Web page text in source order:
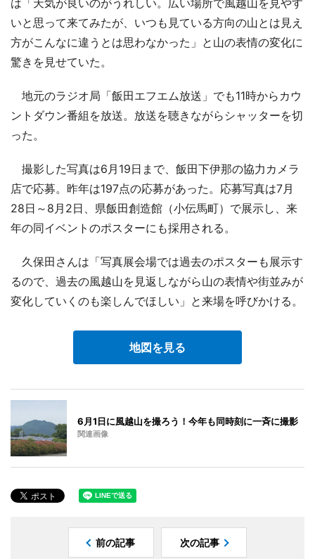
いと思って来てみたが、いつも見ている方向の山とは見え
方がこんなに違うとは思わなかった」と山の表情の変化に
驚きを見せていた。
地元のラジオ局「飯田エフエム放送」でも11時からカウ
ントダウン番組を放送。放送を聴きながらシャッターを切
った。
撮影した写真は6月19日まで、飯田下伊那の協力カメラ
店で応募。昨年は197点の応募があった。応募写真は7月
28日～8月2日、県飯田創造館（小伝馬町）で展示し、来
年の同イベントのポスターにも採用される。
久保田さんは「写真展会場では過去のポスターも展示す
るので、過去の風越山を見返しながら山の表情や街並みが
変化していくのも楽しんでほしい」と来場を呼びかける。
地図を見る
6月1日に風越山を撮ろう！今年も同時刻に一斉に撮影
関連画像
前の記事 次の記事